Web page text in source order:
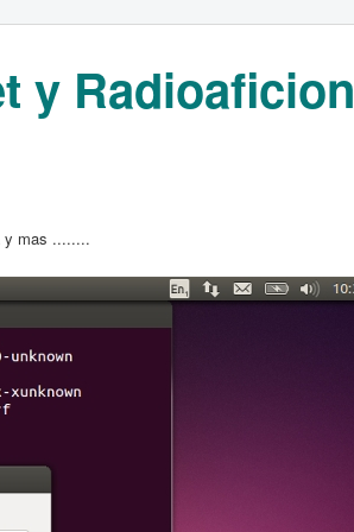
y Radioaficion
y mas ........